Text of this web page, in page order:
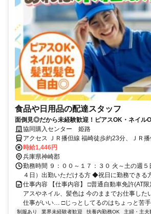
食品や日用品の配達スタッフ
面倒見◎だから未経験歓迎！ピアスOK・ネイル
協同購入センター 姫路
アクセス ＪＲ播但線 福崎徒歩約23分、ＪＲ
ＪＲ播但線 甘地徒歩約58分 吉田西バス停から
時給1,446円
兵庫県神崎郡
勤務時間 ９：００～１７：３０ 火～土の週
４日）出勤いただける方 ◆祝日に勤務でき
仕事内容 【仕事内容】 □普通自動車免許(AT
アスやネイル、髪色は 今のままでお仕事した
仕事がいい… □じっとしてるのはちょっと苦
制服あり 業界未経験者歓迎 扶養内勤務OK 主婦・主夫